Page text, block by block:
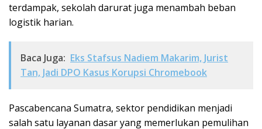
terdampak, sekolah darurat juga menambah beban
logistik harian.
Baca Juga: Eks Stafsus Nadiem Makarim, Jurist
Tan, Jadi DPO Kasus Korupsi Chromebook
Pascabencana Sumatra, sektor pendidikan menjadi
salah satu layanan dasar yang memerlukan pemulihan